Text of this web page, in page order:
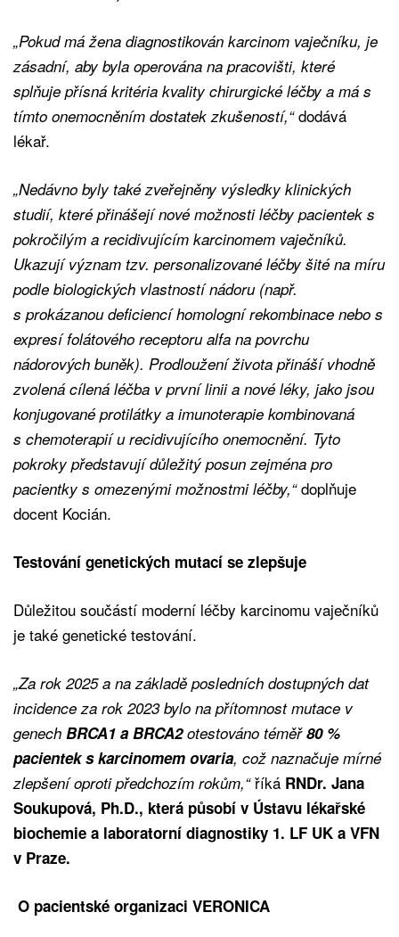
„Pokud má žena diagnostikován karcinom vaječníku, je
zásadní, aby byla operována na pracovišti, které
splňuje přísná kritéria kvality chirurgické léčby a má s
tímto onemocněním dostatek zkušeností,“dodává
lékař.
„Nedávno byly také zveřejněny výsledky klinických
studií, které přinášejí nové možnosti léčby pacientek s
pokročilým a recidivujícím karcinomem vaječníků.
Ukazují význam tzv. personalizované léčby šité na míru
podle biologických vlastností nádoru (např.
s prokázanou deficiencí homologní rekombinace nebo s
expresí folátového receptoru alfa na povrchu
nádorových buněk). Prodloužení života přináší vhodně
zvolená cílená léčba v první linii a nové léky, jako jsou
konjugované protilátky a imunoterapie kombinovaná
s chemoterapií u recidivujícího onemocnění. Tyto
pokroky představují důležitý posun zejména pro
pacientky s omezenými možnostmi léčby,“doplňuje
docent Kocián.
Testování genetických mutací se zlepšuje
Důležitou součástí moderní léčby karcinomu vaječníků
je také genetické testování.
„Za rok 2025 a na základě posledních dostupných dat
incidence za rok 2023 bylo na přítomnost mutace v
genech BRCA1 a BRCA2otestováno téměř80 %
pacientek s karcinomem ovaria, což naznačuje mírné
zlepšení oproti předchozím rokům,“říká RNDr. Jana
Soukupová, Ph.D., která působí v Ústavu lékařské
biochemie a laboratorní diagnostiky 1. LF UK a VFN
v Praze.
O pacientské organizaci VERONICA